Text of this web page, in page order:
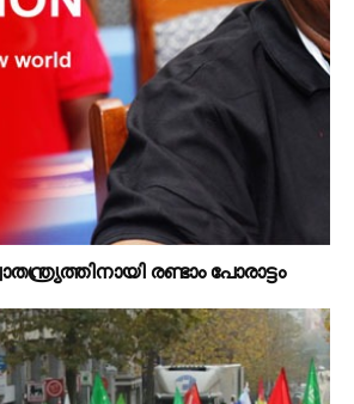
രണ്ടാം പോരാട്ടം